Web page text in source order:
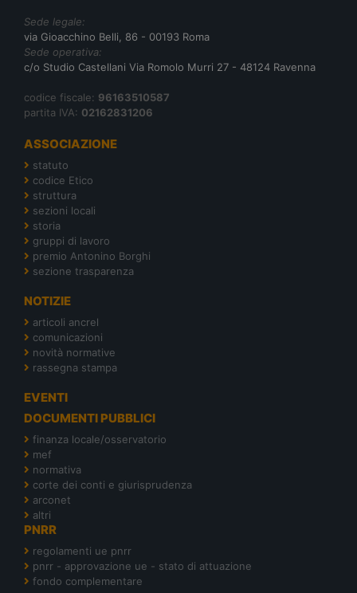
Sede legale:
via Gioacchino Belli, 86 - 00193 Roma
Sede operativa:
c/o Studio Castellani Via Romolo Murri 27 - 48124 Ravenna
codice fiscale: 96163510587
partita IVA: 02162831206
ASSOCIAZIONE
statuto
codice Etico
struttura
sezioni locali
storia
gruppi di lavoro
premio Antonino Borghi
sezione trasparenza
NOTIZIE
articoli ancrel
comunicazioni
novità normative
rassegna stampa
EVENTI
DOCUMENTI PUBBLICI
finanza locale/osservatorio
mef
normativa
corte dei conti e giurisprudenza
arconet
altri
PNRR
regolamenti ue pnrr
pnrr - approvazione ue - stato di attuazione
fondo complementare